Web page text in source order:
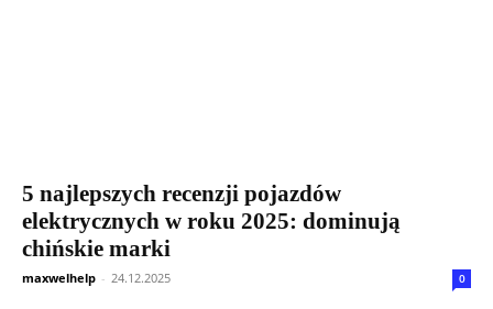
5 najlepszych recenzji pojazdów
elektrycznych w roku 2025: dominują
chińskie marki
maxwelhelp - 24.12.2025 0